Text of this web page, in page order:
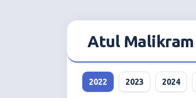
Atul Malikram
2022 2023 2024